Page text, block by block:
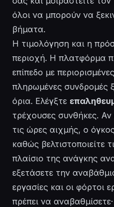
όλοι να μπορούν να
βήματα.
Η τιμολόγηση και η
περιοχή. Η πλατφόρμα
επίπεδο με
πληρωμένες συνδρομές
όρια. Ελέγξτε
τρέχουσες συνθήκες.
τις ώρες αιχμής, ο
καθώς βελτιστοποιείτε
πλαίσιο της ανάγκης
εξετάσετε την
εργασίες και οι φόρτοι
πρέπει να